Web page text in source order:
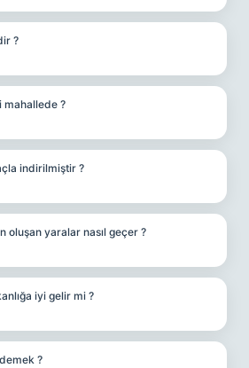
?
mahallede ?
indirilmiştir ?
oluşan yaralar nasıl geçer ?
iyi gelir mi ?
?